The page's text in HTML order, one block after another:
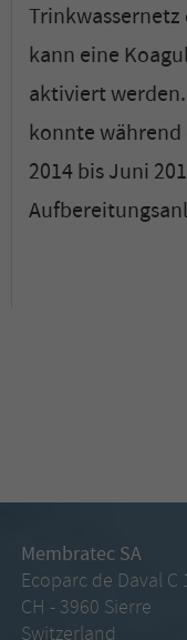
kann eine
aktiviert
konnte
2014 bis Juni
Membratec SA
Ecoparc de Daval C
CH - 3960 Sierre
Switzerland